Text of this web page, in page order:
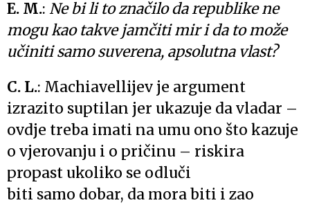
E. M.: Ne bi li to značilo da republike ne
mogu kao takve jamčiti mir i da to može
učiniti samo suverena, apsolutna vlast?
C. L.: Machiavellijev je argument
izrazito suptilan jer ukazuje da vladar –
ovdje treba imati na umu ono što kazuje
o vjerovanju i o pričinu – riskira
propast ukoliko se odluči
biti samo dobar, da mora biti i zao